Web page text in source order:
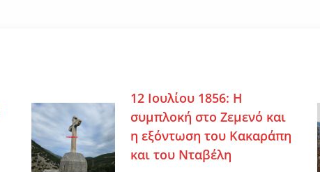
12 Ιουλίου 1856: Η
συμπλοκή στο Ζεμενό και
η εξόντωση του Κακαράπη
και του Νταβέλη